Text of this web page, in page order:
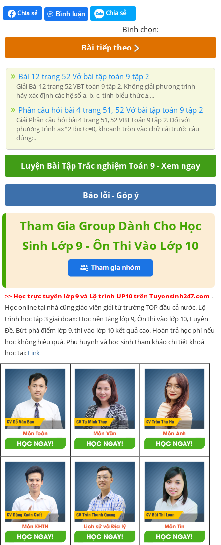
Chia sẻ Bình luận Chia sẻ
Bình chọn:
Bài tiếp theo
Bài 12 trang 52 Vở bài tập toán 9 tập 2
Giải Bài 12 trang 52 VBT toán 9 tập 2. Không giải phương trình
hãy xác định các hệ số a, b, c, tính biểu thức Δ ...
Phần câu hỏi bài 4 trang 51, 52 Vở bài tập toán 9 tập 2
Giải Phần câu hỏi bài 4 trang 51, 52 VBT toán 9 tập 2. Đối với
phương trình ax^2+bx+c=0, khoanh tròn vào chữ cái trước câu
đúng:...
Luyện Bài Tập Trắc nghiệm Toán 9 - Xem ngay
Báo lỗi - Góp ý
Tham Gia Group Dành Cho Học
Sinh Lớp 9 - Ôn Thi Vào Lớp 10
>> Học trực tuyến lớp 9 và Lộ trình UP10 trên Tuyensinh247.com .
Học online tại nhà cũng giáo viên giỏi từ trường TOP đầu cả nước. Lộ
trình học tập 3 giai đoạn: Học nền tảng lớp 9, Ôn thi vào lớp 10, Luyện
Đề. Bứt phá điểm lớp 9, thi vào lớp 10 kết quả cao. Hoàn trả học phí nếu
học không hiệu quả. Phụ huynh và học sinh tham khảo chi tiết khoá
học tại: Link